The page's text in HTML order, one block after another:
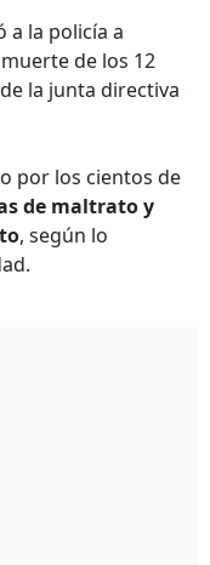
a la policía a
de los 12
la junta directiva
por los cientos de
de maltrato y
, según lo